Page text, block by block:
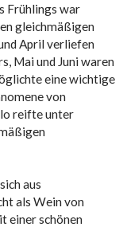
Frühlings war
gleichmäßigen
April verliefen
Mai und Juni waren
eine wichtige
von
reifte unter
aus
als Wein von
einer schönen